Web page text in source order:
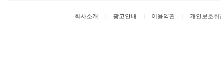
회사소개 광고안내 이용약관 개인보호취